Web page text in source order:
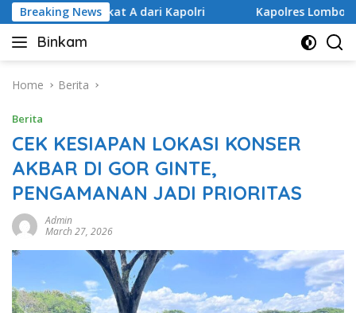
Skip
to
content
Breaking News
Predikat A dari Kapolri Kapolres Lombok Timur
Binkam
Home Berita
Berita
CEK KESIAPAN LOKASI KONSER
AKBAR DI GOR GINTE,
PENGAMANAN JADI PRIORITAS
Admin
March 27, 2026